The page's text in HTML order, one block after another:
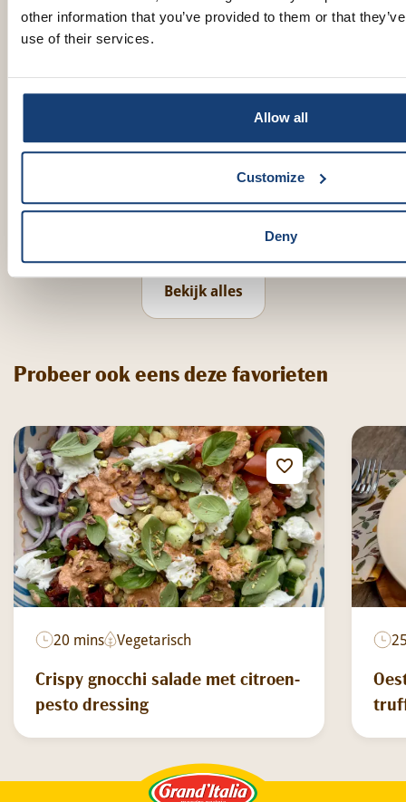
other information that you’ve provided to them or that
use of their services.
Allow all
Customize
Deny
Pasta eten tijdens een dieet: geniet met
smaak en zonder schuldgevoel
Welke
pizza?
Bekijk alles
Probeer ook eens deze favorieten
20 mins Vegetarisch
Crispy gnocchi salade met citroen-
pesto dressing
Grand'Italia